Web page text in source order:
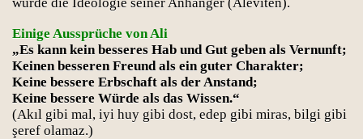
Einige Aussprüche von Ali
„Es kann kein besseres Hab und Gut geben als Vernunft;
Keinen besseren Freund als ein guter Charakter;
Keine bessere Erbschaft als der Anstand;
Keine bessere Würde als das Wissen.“
(Akıl gibi mal, iyi huy gibi dost, edep gibi miras, bilgi gibi
şeref olamaz.)